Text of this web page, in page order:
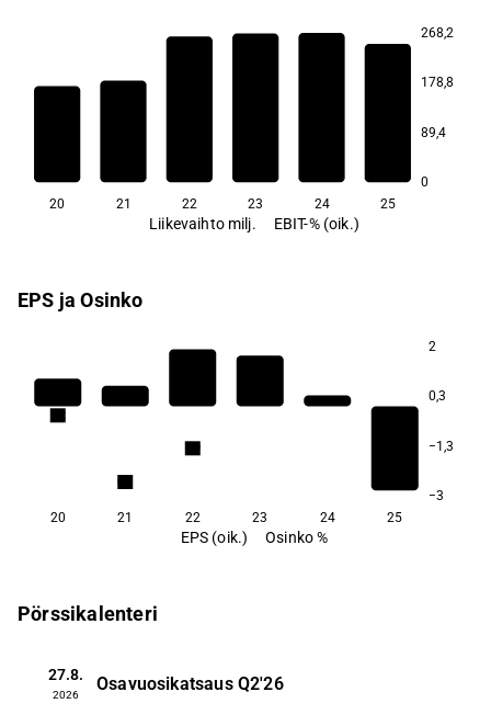
268,2
178,8
89,4
0
20 21 22 23 24 25
Liikevaihto milj. EBIT-% (oik.)
EPS ja Osinko
2
0,3
−1,3
−3
3,2
0,5
1,9
20 21 22 23 24 25
EPS (oik.) Osinko %
Pörssikalenteri
27.8.
2026
Osavuosikatsaus Q2'26